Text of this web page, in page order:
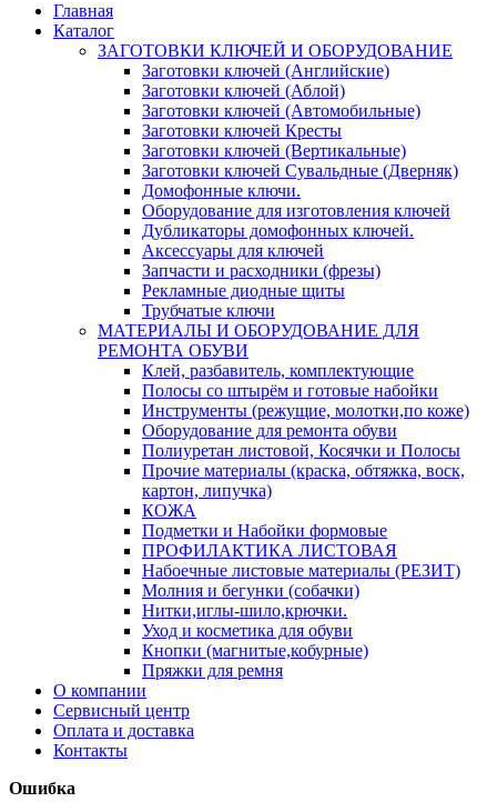
Главная
Каталог
ЗАГОТОВКИ КЛЮЧЕЙ И ОБОРУДОВАНИЕ
Заготовки ключей (Английские)
Заготовки ключей (Аблой)
Заготовки ключей (Автомобильные)
Заготовки ключей Кресты
Заготовки ключей (Вертикальные)
Заготовки ключей Сувальдные (Дверняк)
Домофонные ключи.
Оборудование для изготовления ключей
Дубликаторы домофонных ключей.
Аксессуары для ключей
Запчасти и расходники (фрезы)
Рекламные диодные щиты
Трубчатые ключи
МАТЕРИАЛЫ И ОБОРУДОВАНИЕ ДЛЯ
РЕМОНТА ОБУВИ
Клей, разбавитель, комплектующие
Полосы со штырём и готовые набойки
Инструменты (режущие, молотки,по коже)
Оборудование для ремонта обуви
Полиуретан листовой, Косячки и Полосы
Прочие материалы (краска, обтяжка, воск,
картон, липучка)
КОЖА
Подметки и Набойки формовые
ПРОФИЛАКТИКА ЛИСТОВАЯ
Набоечные листовые материалы (РЕЗИТ)
Молния и бегунки (собачки)
Нитки,иглы-шило,крючки.
Уход и косметика для обуви
Кнопки (магнитые,кобурные)
Пряжки для ремня
О компании
Сервисный центр
Оплата и доставка
Контакты
Ошибка